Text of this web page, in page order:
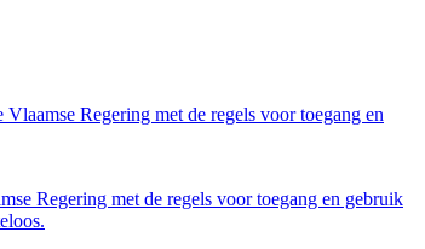
Regering met de regels voor toegang en
Regering met de regels voor toegang en gebruik